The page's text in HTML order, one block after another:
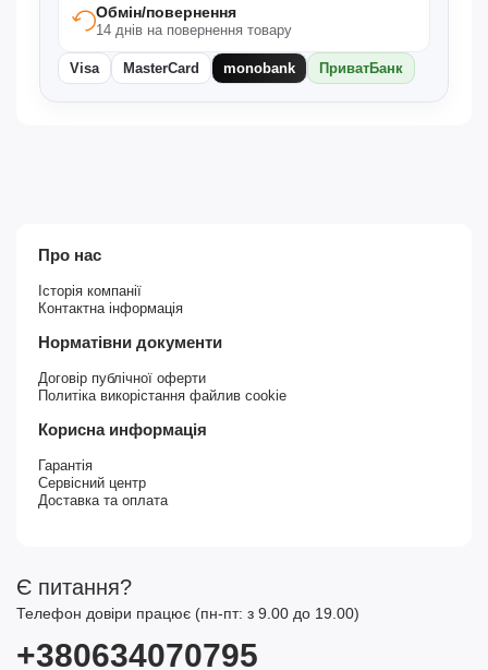
Обмін/повернення
14 днів на повернення товару
Visa MasterCard monobank ПриватБанк
Про нас
Історія компанії
Контактна інформація
Норматівни документи
Договір публічної оферти
Политіка викорістання файлив cookie
Корисна информація
Гарантія
Сервісний центр
Доставка та оплата
Є питання?
Телефон довіри працює (пн-пт: з 9.00 до 19.00)
+380634070795